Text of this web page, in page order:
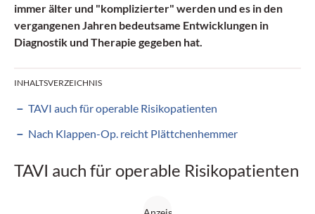
immer älter und "komplizierter" werden und es in den
vergangenen Jahren bedeutsame Entwicklungen in
Diagnostik und Therapie gegeben hat.
INHALTSVERZEICHNIS
TAVI auch für operable Risikopatienten
Nach Klappen-Op. reicht Plättchenhemmer
TAVI auch für operable Risikopatienten